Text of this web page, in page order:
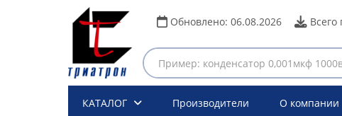
Обновлено: 06.08.2026 Всего
КАТАЛОГ Производители О компании